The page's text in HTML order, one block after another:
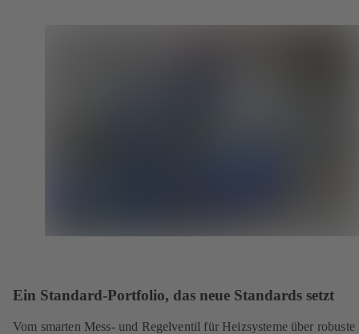
Ein Standard-Portfolio, das neue Standards setzt
Vom smarten Mess- und Regelventil für Heizsysteme über robuste